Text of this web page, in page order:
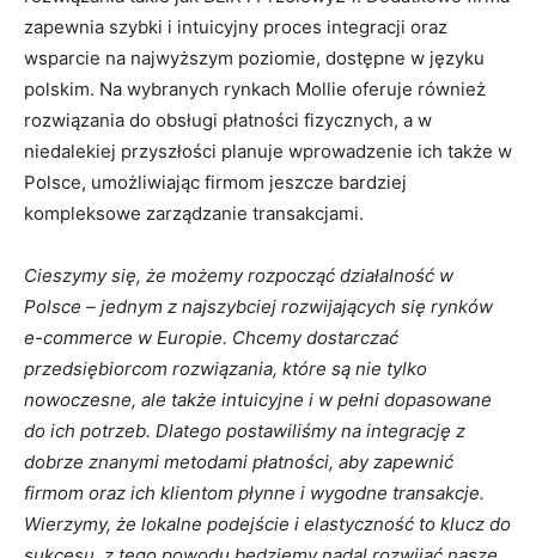
zapewnia szybki i intuicyjny proces integracji oraz
wsparcie na najwyższym poziomie, dostępne w języku
polskim. Na wybranych rynkach Mollie oferuje również
rozwiązania do obsługi płatności fizycznych, a w
niedalekiej przyszłości planuje wprowadzenie ich także w
Polsce, umożliwiając firmom jeszcze bardziej
kompleksowe zarządzanie transakcjami.
Cieszymy się, że możemy rozpocząć działalność w
Polsce – jednym z najszybciej rozwijających się rynków
e-commerce w Europie. Chcemy dostarczać
przedsiębiorcom rozwiązania, które są nie tylko
nowoczesne, ale także intuicyjne i w pełni dopasowane
do ich potrzeb. Dlatego postawiliśmy na integrację z
dobrze znanymi metodami płatności, aby zapewnić
firmom oraz ich klientom płynne i wygodne transakcje.
Wierzymy, że lokalne podejście i elastyczność to klucz do